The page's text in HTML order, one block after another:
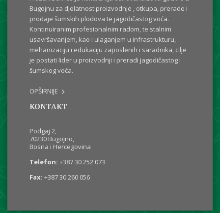
Bugojnu za djelatnost proizvodnje , otkupa, prerade i
prodaje šumskih plodova te jagodičastog voća.
Kontinuiranim profesionalnim radom, te stalnim
usavršavanjem, kao i ulaganjem u infrastrukturu,
mehanizaciju i edukaciju zaposlenih i saradnika, cilje
je postati lider u proizvodnji i preradi jagodičastog i
šumskog voća.
OPŠIRNIJE
KONTAKT
Podgaj 2,
70230 Bugojno,
Bosna i Hercegovina
Telefon: +387 30 252 073
Fax: +387 30 260 056